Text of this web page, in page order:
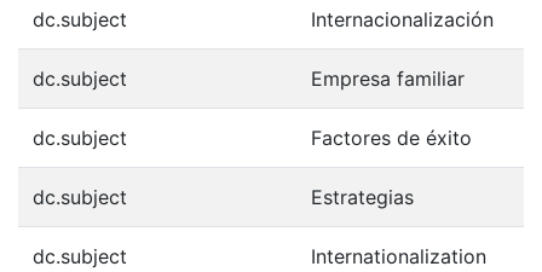
dc.subject Internacionalización
dc.subject Empresa familiar
dc.subject Factores de éxito
dc.subject Estrategias
dc.subject Internationalization